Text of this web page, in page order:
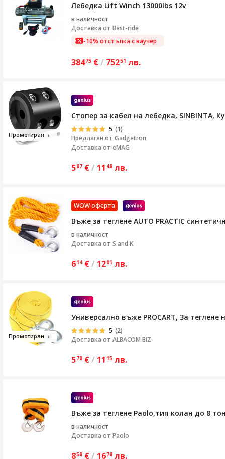
Лебедка Lift Winch 13000lbs 12v
в наличност
Доставка от Best-ride
-10% отстъпка с ваучер
38475 €/ 75251 лв.
Промотиран
Стопер за кабел на лебедка, SINBINTA,
5 (1)
Предлаган от Gadgetron
Доставка от eMAG
587 €/ 11 48 лв.
WOW оферта
Въже за теглене AUTO PRACTIC
в наличност
Доставка от S and K
614 €/ 1201 лв.
Промотиран
Универсално въже PROCART, За
5 (2)
Доставка от ALBACOM BIZ
570 €/ 11 15 лв.
Въже за теглене Paolo,тип колан до 8
в наличност
Доставка от Paolo
858 €/ 1678 лв.